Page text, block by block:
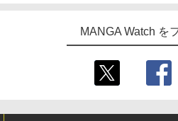
MANGA Watch を